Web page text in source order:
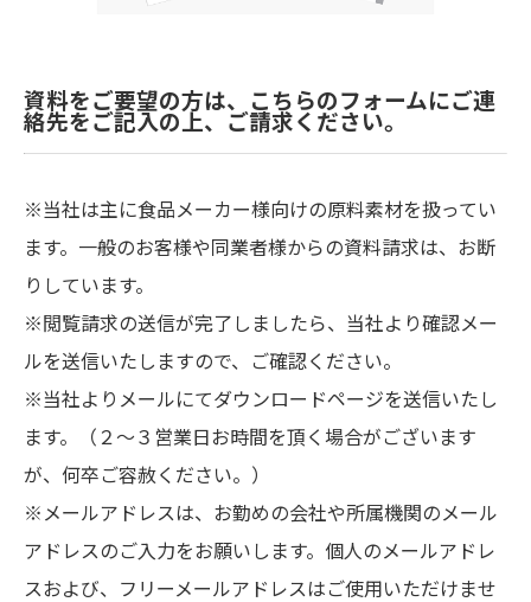
資料をご要望の方は、こちらのフォームにご連
絡先をご記入の上、ご請求ください。
※当社は主に食品メーカー様向けの原料素材を扱ってい
ます。一般のお客様や同業者様からの資料請求は、お断
りしています。
※閲覧請求の送信が完了しましたら、当社より確認メー
ルを送信いたしますので、ご確認ください。
※当社よりメールにてダウンロードページを送信いたし
ます。（２～３営業日お時間を頂く場合がございます
が、何卒ご容赦ください。）
※メールアドレスは、お勤めの会社や所属機関のメール
アドレスのご入力をお願いします。個人のメールアドレ
スおよび、フリーメールアドレスはご使用いただけませ